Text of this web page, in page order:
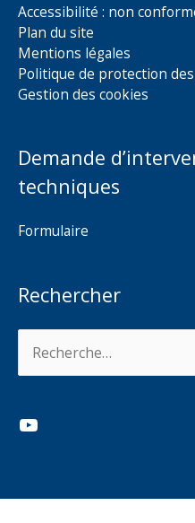
Accessibilité : non
Plan du site
Mentions légales
Politique de protection
Gestion des cookies
Demande
techniques
Formulaire
Rechercher
YouTube